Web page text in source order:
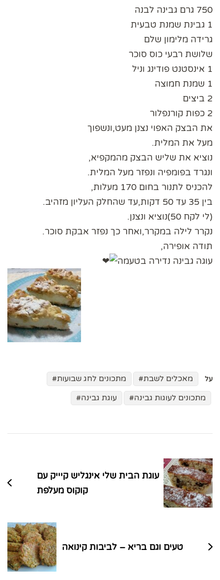
750 גרם גבינה לבנה
1 גבינת שמנת טבעית
גרידה מלימון שלם
שלושת רבעי כוס סוכר
1 אינסטנט פודינג וניל
1 שמנת חמוצה
2 ביצים
2 כפות קורנפלור
את הבצק האפוי נצנן מעט,ונשפוך
מעל את המלית.
נוציא את שליש הבצק מהמקפיא,
ונגרד בפומפיה ונפזר מעל המלית.
להכניס לתנור בחום 170 מעלות,
בין 35 עד 50 דקות,עד שהחלק העליון מזהיב.
(לי לקח 50)נוציא ונצנן.
נקרר לילה במקרר,ואחר כך נפזר אבקת סוכר.
תודה אופירה,
עוגה גבינה נדירה בטעמה
על מאכלים לשבת
מתכונים לחג שבועות
מתכונים לעוגות גבינה
עוגת גבינה
בפוסטים
עוגת הבית שלי אינגליש קיייק עם
קוקוס מעלפת
טעים וגם בריא – לביבות קינואה